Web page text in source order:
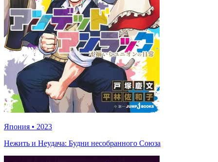
Япония • 2023
Нежить и Неудача: Будни несобранного Союза